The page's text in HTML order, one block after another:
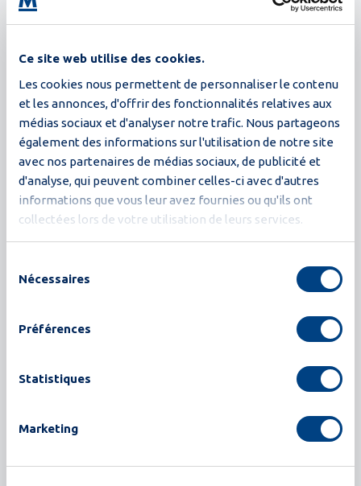
Ce site web utilise des cookies.
Les cookies nous permettent de personnaliser le contenu
et les annonces, d'offrir des fonctionnalités relatives aux
médias sociaux et d'analyser notre trafic. Nous partageons
également des informations sur l'utilisation de notre site
avec nos partenaires de médias sociaux, de publicité et
d'analyse, qui peuvent combiner celles-ci avec d'autres
informations que vous leur avez fournies ou qu'ils ont
collectées lors de votre utilisation de leurs services.
Nécessaires
Préférences
Statistiques
Marketing
Témoignages clients connexes
Retour à tous les témoignages clients
été fondée. Et elle a connu un grand succès, car